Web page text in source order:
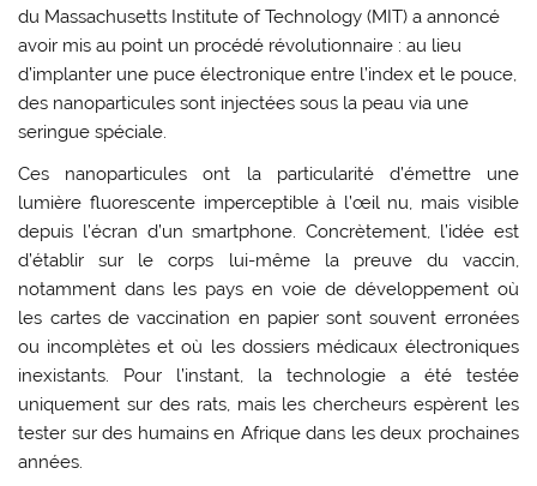
du Massachusetts Institute of Technology (MIT) a annoncé
avoir mis au point un procédé révolutionnaire : au lieu
d’implanter une puce électronique entre l’index et le pouce,
des nanoparticules sont injectées sous la peau via une
seringue spéciale.
Ces nanoparticules ont la particularité d’émettre une
lumière fluorescente imperceptible à l’œil nu, mais visible
depuis l’écran d’un smartphone. Concrètement, l’idée est
d’établir sur le corps lui-même la preuve du vaccin,
notamment dans les pays en voie de développement où
les cartes de vaccination en papier sont souvent erronées
ou incomplètes et où les dossiers médicaux électroniques
inexistants. Pour l’instant, la technologie a été testée
uniquement sur des rats, mais les chercheurs espèrent les
tester sur des humains en Afrique dans les deux prochaines
années.